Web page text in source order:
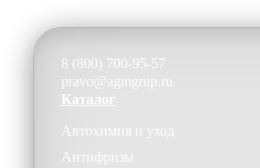
8 (800) 700-95-57
pravo@agmgrup.ru
Каталог
Автохимия и уход
Антифризы